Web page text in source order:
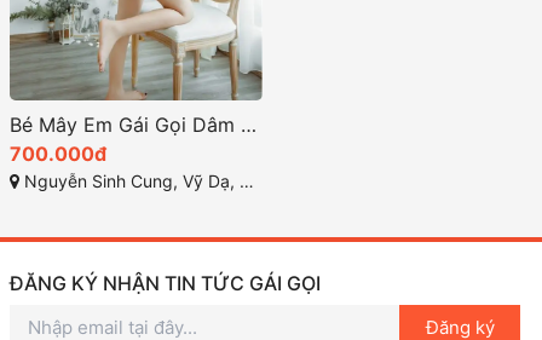
Bé Mây Em Gái Gọi Dâm nhất nhì huế
700.000đ
Nguyễn Sinh Cung, Vỹ Dạ, Huế, Thừa Thiên Huế
ĐĂNG KÝ NHẬN TIN TỨC GÁI GỌI
Đăng ký